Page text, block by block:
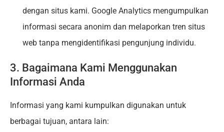
dengan situs kami. Google Analytics mengumpulkan
informasi secara anonim dan melaporkan tren situs
web tanpa mengidentifikasi pengunjung individu.
3. Bagaimana Kami Menggunakan
Informasi Anda
Informasi yang kami kumpulkan digunakan untuk
berbagai tujuan, antara lain: